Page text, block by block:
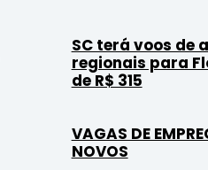
SC terá voos de
regionais para
de R$ 315
VAGAS DE
NOVOS